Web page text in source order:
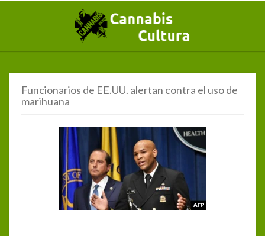
Funcionarios de EE.UU. alertan contra el uso de
marihuana